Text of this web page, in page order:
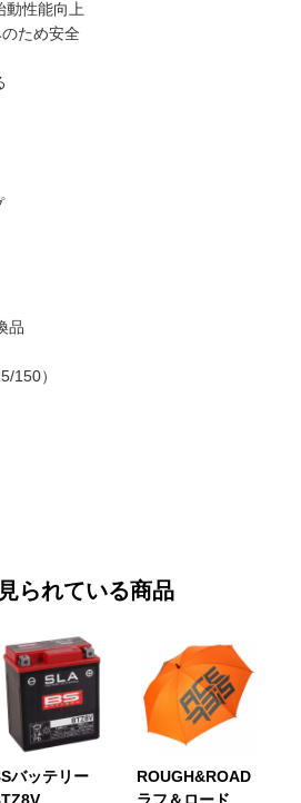
動性能向上
ため安全
品
150）
られている商品
バッテリー
ROUGH&ROAD
ラフ＆ロード